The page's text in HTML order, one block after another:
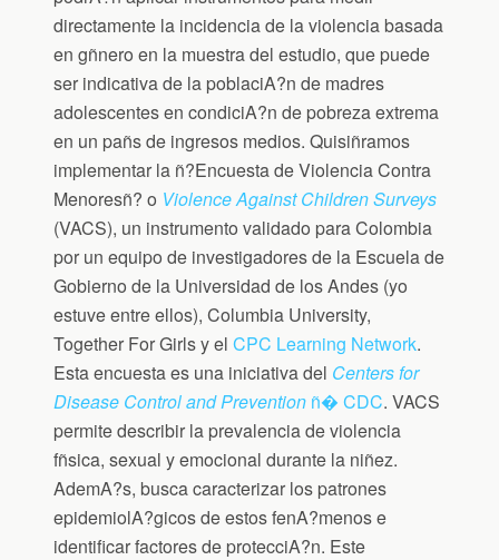
directamente la incidencia de la violencia basada
en gñnero en la muestra del estudio, que puede
ser indicativa de la poblaciA?n de madres
adolescentes en condiciA?n de pobreza extrema
en un pañs de ingresos medios. Quisiñramos
implementar la ñ?Encuesta de Violencia Contra
Menoresñ? o Violence Against Children Surveys
(VACS), un instrumento validado para Colombia
por un equipo de investigadores de la Escuela de
Gobierno de la Universidad de los Andes (yo
estuve entre ellos), Columbia University,
Together For Girls y elCPC Learning Network.
Esta encuesta es una iniciativa del Centers for
Disease Control and Prevention ñ� CDC. VACS
permite describir la prevalencia de violencia
fñsica, sexual y emocional durante la niñez.
AdemA?s, busca caracterizar los patrones
epidemiolA?gicos de estos fenA?menos e
identificar factores de protecciA?n. Este